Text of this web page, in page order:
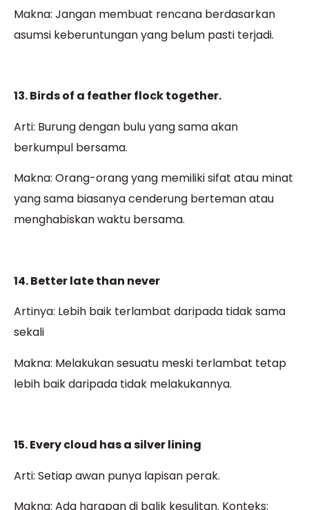
Makna: Jangan membuat rencana berdasarkan
asumsi keberuntungan yang belum pasti terjadi.
13. Birds of a feather flock together.
Arti: Burung dengan bulu yang sama akan
berkumpul bersama.
Makna: Orang-orang yang memiliki sifat atau minat
yang sama biasanya cenderung berteman atau
menghabiskan waktu bersama.
14. Better late than never
Artinya: Lebih baik terlambat daripada tidak sama
sekali
Makna: Melakukan sesuatu meski terlambat tetap
lebih baik daripada tidak melakukannya.
15. Every cloud has a silver lining
Arti: Setiap awan punya lapisan perak.
Makna: Ada harapan di balik kesulitan. Konteks: